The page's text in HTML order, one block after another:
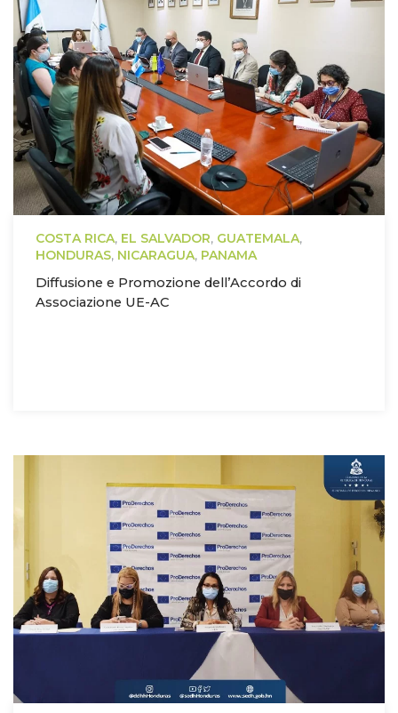
COSTA RICA, EL SALVADOR, GUATEMALA,
HONDURAS, NICARAGUA, PANAMA
Diffusione e Promozione dell’Accordo di
Associazione UE-AC